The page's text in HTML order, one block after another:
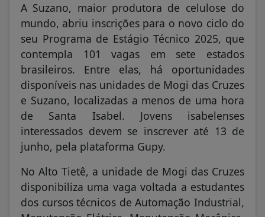
A Suzano, maior produtora de celulose do
mundo, abriu inscrições para o novo ciclo do
seu Programa de Estágio Técnico 2025, que
contempla 101 vagas em sete estados
brasileiros. Entre elas, há oportunidades
disponíveis nas unidades de Mogi das Cruzes
e Suzano, localizadas a menos de uma hora
de Santa Isabel. Jovens isabelenses
interessados devem se inscrever até 13 de
junho, pela plataforma Gupy.
No Alto Tietê, a unidade de Mogi das Cruzes
disponibiliza uma vaga voltada a estudantes
dos cursos técnicos de Automação Industrial,